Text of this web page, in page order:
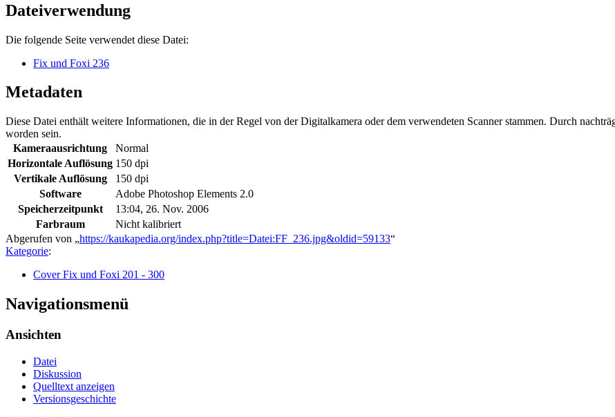
Dateiverwendung
Die folgende Seite verwendet diese Datei:
Fix und Foxi 236
Metadaten
Diese Datei enthält weitere Informationen, die in der Regel von der Digitalkamera oder dem verwendeten Scanner stammen. Durch
worden sein.
Kameraausrichtung
Normal
Horizontale Auflösung 150 dpi
Vertikale Auflösung
150 dpi
Software
Adobe Photoshop Elements 2.0
Speicherzeitpunkt
13:04, 26. Nov. 2006
Farbraum
Nicht kalibriert
Abgerufen von „https://kaukapedia.org/index.php?title=Datei:FF_236.jpg&oldid=59133“
Kategorie:
Cover Fix und Foxi 201 - 300
Navigationsmenü
Ansichten
Datei
Diskussion
Quelltext anzeigen
Versionsgeschichte